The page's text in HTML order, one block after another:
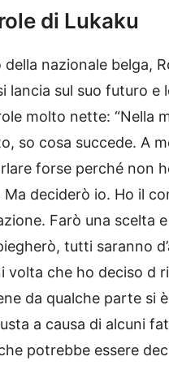
di Lukaku
della nazionale belga,
lancia sul suo futuro e
molto nette: “Nella
so cosa succede. A
forse perché non
Ma deciderò io. Ho il
Farò una scelta
tutti saranno
volta che ho deciso d
da qualche parte si
a causa di alcuni
potrebbe essere